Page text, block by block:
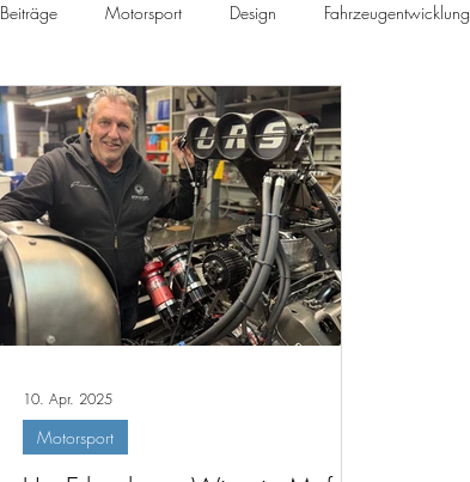
Motorsport Design Fahrzeugentwicklung
Petrolheads Meinung Tuning
Motorsport
10. Apr. 2025